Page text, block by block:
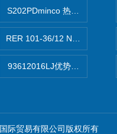
S202PDminco 热电阻
RER 101-36/12 NHH离心
93612016LJ优势供应美国
际贸易有限公司版权所有